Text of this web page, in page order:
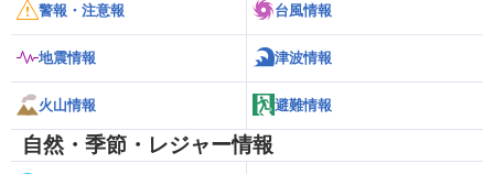
警報・注意報 台風情報
地震情報 津波情報
火山情報 避難情報
自然・季節・レジャー情報